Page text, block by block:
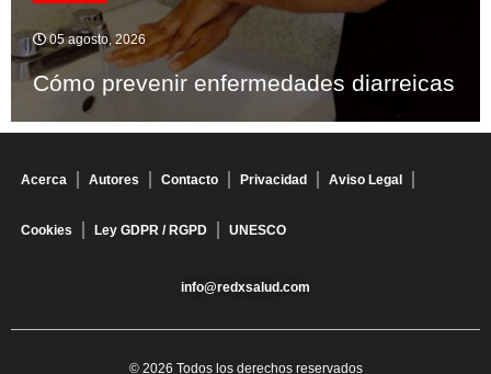
05 agosto, 2026
Cómo prevenir enfermedades diarreicas
Acerca Autores Contacto Privacidad Aviso Legal
Cookies Ley GDPR / RGPD UNESCO
info@redxsalud.com
© 2026 Todos los derechos reservados